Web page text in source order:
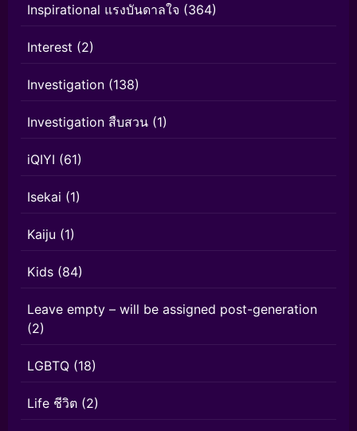
Inspirational แรงบันดาลใจ (364)
Interest (2)
Investigation (138)
Investigation สืบสวน (1)
iQIYI (61)
Isekai (1)
Kaiju (1)
Kids (84)
Leave empty – will be assigned post-generation
(2)
LGBTQ (18)
Life ชีวิต (2)